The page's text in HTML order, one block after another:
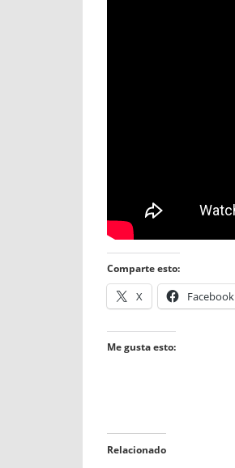
Comparte esto:
X Facebook
Me gusta esto:
Relacionado